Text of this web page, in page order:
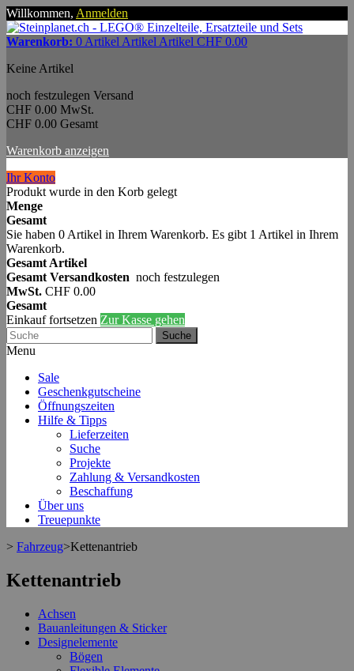
Willkommen, Anmelden
Warenkorb: 0 Artikel Artikel Artikel CHF 0.00
Keine Artikel
noch festzulegen Versand
CHF 0.00 MwSt.
CHF 0.00 Gesamt
Warenkorb anzeigen
Ihr Konto
Produkt wurde in den Korb gelegt
Menge
Gesamt
Sie haben 0 Artikel in Ihrem Warenkorb. Es gibt 1 Artikel in Ihrem
Warenkorb.
Gesamt Artikel
Gesamt Versandkosten noch festzulegen
MwSt. CHF 0.00
Gesamt
Einkauf fortsetzen Zur Kasse gehen
Suche
Menu
Sale
Geschenkgutscheine
Öffnungszeiten
Hilfe & Tipps
Lieferzeiten
Suche
Projekte
Zahlung & Versandkosten
Beschaffung
Über uns
Treuepunkte
> Fahrzeug>Kettenantrieb
Kettenantrieb
Achsen
Bauanleitungen & Sticker
Designelemente
Bögen